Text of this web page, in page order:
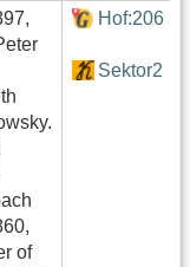
of
Hof:206
Sektor2